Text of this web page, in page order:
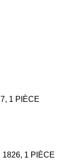
1 PIÈCE
1826, 1 PIÈCE